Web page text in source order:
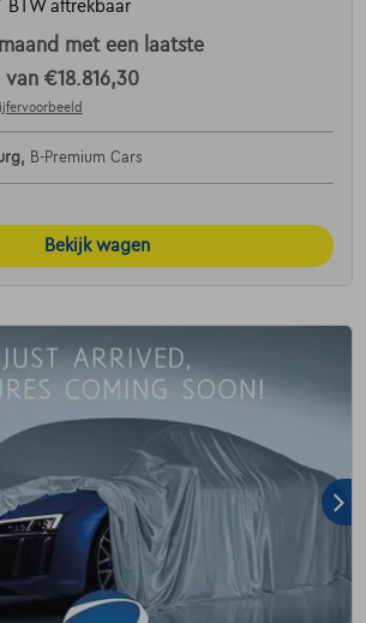
BTW aftrekbaar
met een laatste
van €18.816,30
B-Premium Cars
Bekijk wagen